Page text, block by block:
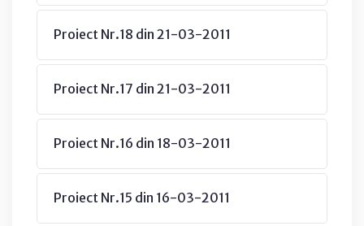
Proiect Nr.18 din 21-03-2011
Proiect Nr.17 din 21-03-2011
Proiect Nr.16 din 18-03-2011
Proiect Nr.15 din 16-03-2011